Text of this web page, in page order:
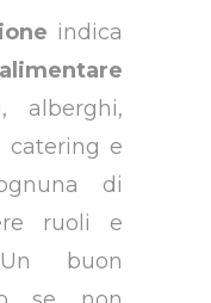
indica
alberghi,
catering e
di
ruoli e
buon